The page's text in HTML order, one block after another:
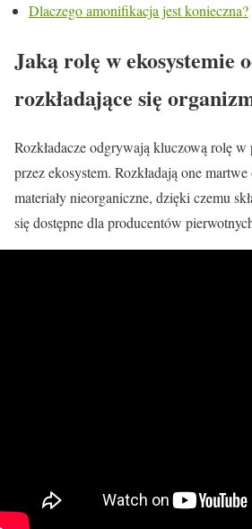
Dlaczego amonifikacja jest konieczna?
Jaką rolę w ekosystemie
rozkładające się
Rozkładacze odgrywają kluczową rolę w
przez ekosystem. Rozkładają one
materiały nieorganiczne, dzięki czemu
się dostępne dla producentów